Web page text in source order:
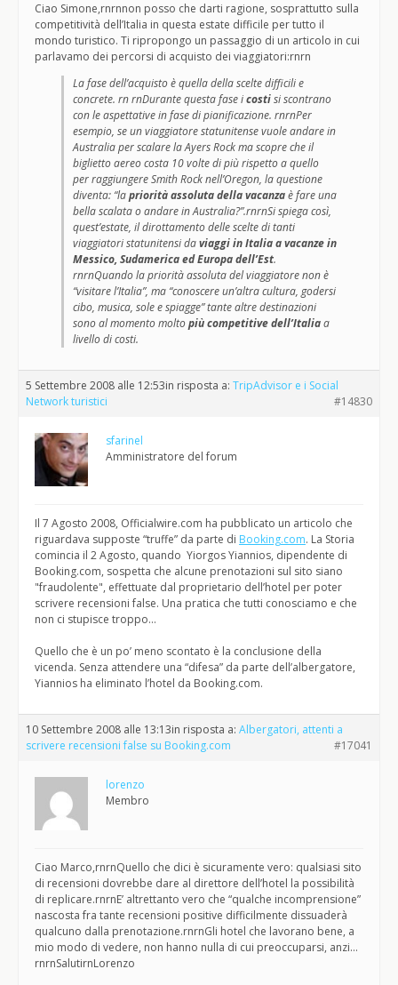
Ciao Simone,rnrnnon posso che darti ragione, sosprattutto sulla
competitività dell’Italia in questa estate difficile per tutto il
mondo turistico. Ti ripropongo un passaggio di un articolo in cui
parlavamo dei percorsi di acquisto dei viaggiatori:rnrn
La fase dell’acquisto è quella della scelte difficili e
concrete. rn rnDurante questa fase icostisi scontrano
con le aspettative in fase di pianificazione. rnrnPer
esempio, se un viaggiatore statunitense vuole andare in
Australia per scalare la Ayers Rock ma scopre che il
biglietto aereo costa 10 volte di più rispetto a quello
per raggiungere Smith Rock nell’Oregon, la questione
diventa: “lapriorità assoluta della vacanzaè fare una
bella scalata o andare in Australia?”.rnrnSi spiega così,
quest’estate, il dirottamento delle scelte di tanti
viaggiatori statunitensi daviaggi in Italia a vacanze in
Messico, Sudamerica ed Europa dell’Est.
rnrnQuando la priorità assoluta del viaggiatore non è
“visitare l’Italia”, ma “conoscere un’altra cultura, godersi
cibo, musica, sole e spiagge” tante altre destinazioni
sono al momento moltopiù competitive dell’Italiaa
livello di costi.
5 Settembre 2008 alle 12:53in risposta a: TripAdvisor e i Social
Network turistici
#14830
sfarinel
Amministratore del forum
Il 7 Agosto 2008, Officialwire.com ha pubblicato un articolo che
riguardava supposte “truffe” da parte di Booking.com. La Storia
comincia il 2 Agosto, quando Yiorgos Yiannios, dipendente di
Booking.com, sospetta che alcune prenotazioni sul sito siano
"fraudolente", effettuate dal proprietario dell’hotel per poter
scrivere recensioni false. Una pratica che tutti conosciamo e che
non ci stupisce troppo…
Quello che è un po’ meno scontato è la conclusione della
vicenda. Senza attendere una “difesa” da parte dell’albergatore,
Yiannios ha eliminato l’hotel da Booking.com.
10 Settembre 2008 alle 13:13in risposta a: Albergatori, attenti a
scrivere recensioni false su Booking.com
#17041
lorenzo
Membro
Ciao Marco,rnrnQuello che dici è sicuramente vero: qualsiasi sito
di recensioni dovrebbe dare al direttore dell’hotel la possibilità
di replicare.rnrnE’ altrettanto vero che “qualche incomprensione”
nascosta fra tante recensioni positive difficilmente dissuaderà
qualcuno dalla prenotazione.rnrnGli hotel che lavorano bene, a
mio modo di vedere, non hanno nulla di cui preoccuparsi, anzi…
rnrnSalutirnLorenzo